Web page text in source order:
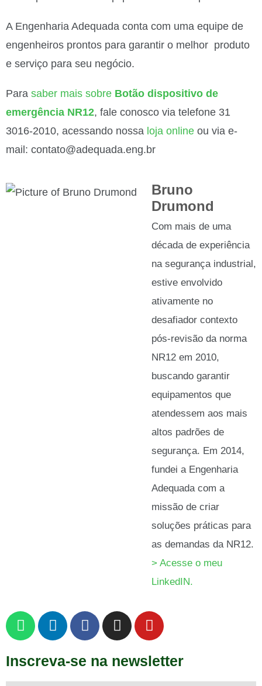
A Engenharia Adequada conta com uma equipe de
engenheiros prontos para garantir o melhor produto
e serviço para seu negócio.
Para saber mais sobre Botão dispositivo de
emergência NR12, fale conosco via telefone 31
3016-2010, acessando nossa loja online ou via e-
mail: contato@adequada.eng.br
Bruno
Drumond
Com mais de uma
década de experiência
na segurança industrial,
estive envolvido
ativamente no
desafiador contexto
pós-revisão da norma
NR12 em 2010,
buscando garantir
equipamentos que
atendessem aos mais
altos padrões de
segurança. Em 2014,
fundei a Engenharia
Adequada com a
missão de criar
soluções práticas para
as demandas da NR12.
> Acesse o meu
LinkedIN.
Inscreva-se na newsletter